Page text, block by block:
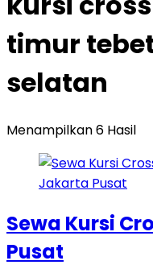
timur
selatan
Menampilkan 6 Hasil
Sewa Kursi
Pusat